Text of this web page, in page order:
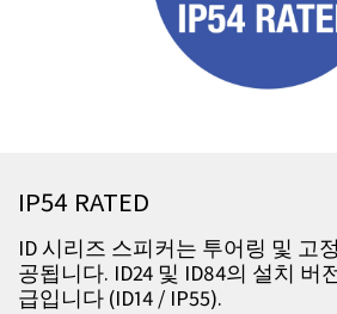
IP54 RATED
ID 시리즈 스피커는 투어링 및 고
공됩니다. ID24 및 ID84의 설치 버
급입니다 (ID14 / IP55).